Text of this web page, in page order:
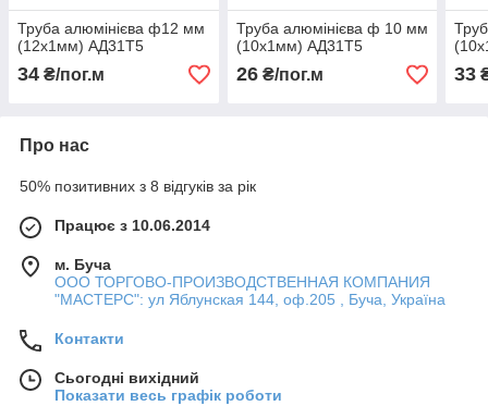
Труба алюмінієва ф12 мм
(12х1мм) АД31Т5
34 ₴/пог.м
Труба алюмінієва ф 10 мм
(10х1мм) АД31Т5
26₴/пог.м 33
Про нас
50% позитивних з 8 відгуків за рік
Працює з 10.06.2014
м. Буча
ООО ТОРГОВО-ПРОИЗВОДСТВЕННАЯ КОМПАНИЯ
"МАСТЕРС": ул Яблунская 144, оф.205 , Буча, Україна
Контакти
Сьогодні вихідний
Показати весь графік роботи